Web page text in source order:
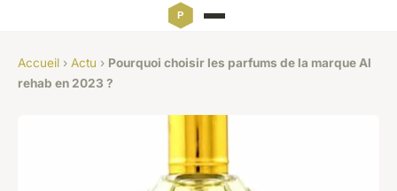
Accueil › Actu › Pourquoi choisir les parfums de la marque Al
rehab en 2023 ?